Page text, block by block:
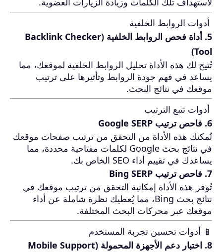
أدوات الروابط الخلفية
5. أداة فحص الروابط الخلفية (Backlink Checker
Tool)
تُتيح لك هذه الأداة تحليل الروابط الخلفية لموقعك، مما
يساعد في فهم جودة الروابط وتأثيرها على ترتيب
موقعك في نتائج البحث.
أدوات تتبع الترتيب
6. فاحص ترتيب Google SERP
تُمكنك هذه الأداة من التحقق من ترتيب صفحات موقعك
في نتائج بحث Google لكلمات مفتاحية محددة، مما
يساعدك في تقييم أداء SEO الخاص بك.
7. فاحص ترتيب Bing SERP
تُوفر هذه الأداة إمكانية التحقق من ترتيب موقعك في
نتائج بحث Bing، مما يُعطيك نظرة شاملة عن أداء
موقعك عبر محركات البحث المختلفة.
📱 أدوات تحسين تجربة المستخدم
8. اختبار دعم الأجهزة المحمولة (Mobile Support